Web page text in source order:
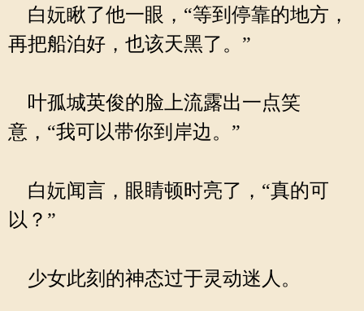
白妧瞅了他一眼，“等到停靠的地方，
再把船泊好，也该天黑了。”
叶孤城英俊的脸上流露出一点笑
意，“我可以带你到岸边。”
白妧闻言，眼睛顿时亮了，“真的可
以？”
少女此刻的神态过于灵动迷人。